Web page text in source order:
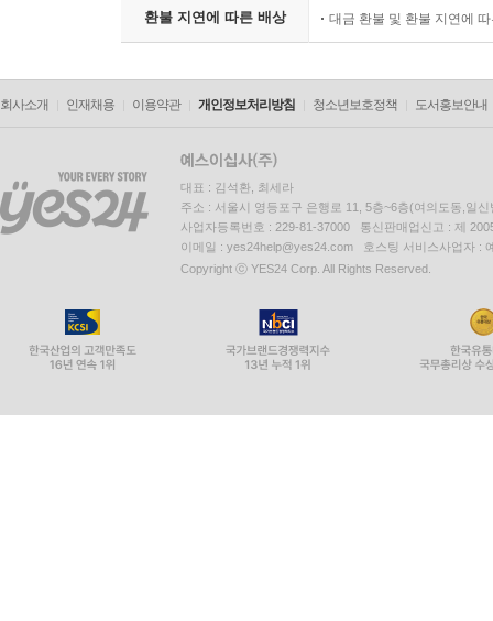
환불 지연에 따른 배상 대금 환불 및 환불 지연에
회사소개 인재채용 이용약관 개인정보처리방침 청소년보호정책 도서홍보안내
대표 : 김석환, 최세라
주소 : 서울시 영등포구 은행로 11, 5층~6층(여의도동,일신
사업자등록번호 : 229-81-37000 통신판매업신고 : 제
이메일 : yes24help@yes24.com 호스팅 서비스사업자 :
Copyright ⓒ YES24 Corp. All Rights Reserved.